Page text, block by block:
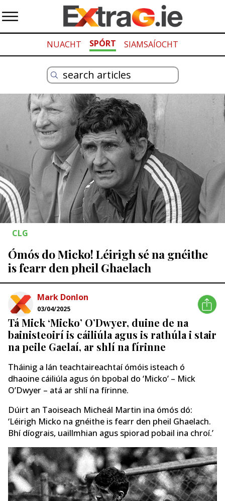
NUACHT SPÓRT SIAMSAÍOCHT
CLG
Ómós do Micko! Léirigh sé na gnéithe
is fearr den pheil Ghaelach
Mark Donlon
03/04/2025
Tá Mick ‘Micko’ O’Dwyer, duine de na
bainisteoirí is cáiliúla agus is rathúla i stair
na peile Gaelaí, ar shlí na fírinne
Tháinig a lán teachtaireachtaí ómóis isteach ó
dhaoine cáiliúla agus ón bpobal do ‘Micko’ – Mick
O’Dwyer – atá ar shlí na fírinne.
Dúirt an Taoiseach Micheál Martin ina ómós dó:
‘Léirigh Micko na gnéithe is fearr den pheil Ghaelach.
Bhí díograis, uaillmhian agus spiorad pobail ina chroí.’